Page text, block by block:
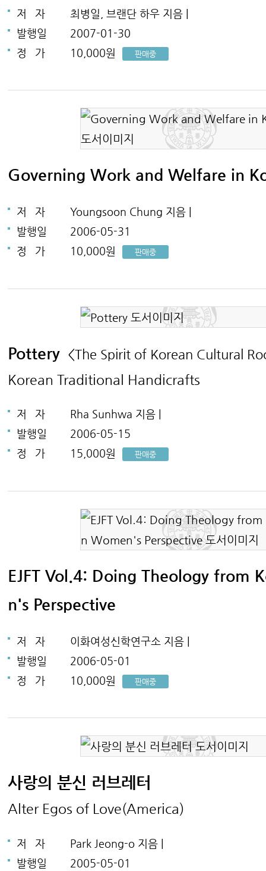
저 자
최병일, 브랜단 하우 지음 |
발행일
2007-01-30
정
가 10,000원 판매중
Governing Work and Welfare in
저 자
Youngsoon Chung 지음 |
발행일
2006-05-31
정
가 10,000원 판매중
Pottery <The Spirit of Korean Cultural
Korean Traditional Handicrafts
저 자
Rha Sunhwa 지음 |
발행일
2006-05-15
정
가 15,000원 판매중
EJFT Vol.4: Doing Theology from
n's Perspective
저 자
이화여성신학연구소 지음 |
발행일
2006-05-01
정
가 10,000원 판매중
사랑의 분신 러브레터
Alter Egos of Love(America)
저 자
Park Jeong-o 지음 |
발행일
2005-05-01